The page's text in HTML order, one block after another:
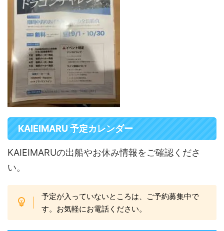
KAIEIMARU 予定カレンダー
KAIEIMARUの出船やお休み情報をご確認くださ
い。
予定が入っていないところは、ご予約募集中で
す。お気軽にお電話ください。